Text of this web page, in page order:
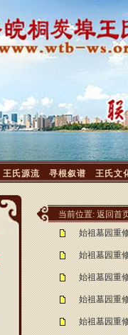
王氏源流 寻根叙谱 王氏文
当前位置: 返回首
始祖墓园重
始祖墓园重
始祖墓园重
始祖墓园重
始祖墓园重